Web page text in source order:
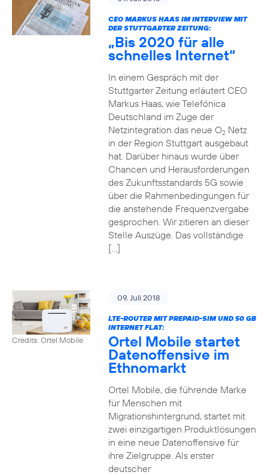
CEO MARKUS HAAS IM INTERVIEW MIT
DER STUTTGARTER ZEITUNG:
„Bis 2020 für alle
schnelles Internet“
In einem Gespräch mit der
Stuttgarter Zeitung erläutert CEO
Markus Haas, wie Telefónica
Deutschland im Zuge der
Netzintegration das neue O2Netz
in der Region Stuttgart ausgebaut
hat. Darüber hinaus wurde über
Chancen und Herausforderungen
des Zukunftsstandards 5G sowie
über die Rahmenbedingungen für
die anstehende Frequenzvergabe
gesprochen. Wir zitieren an dieser
Stelle Auszüge. Das vollständige
[…]
Credits: Ortel Mobile
09. Juli 2018
LTE-ROUTER MIT PREPAID-SIM UND 50 GB
INTERNET FLAT:
Ortel Mobile startet
Datenoffensive im
Ethnomarkt
Ortel Mobile, die führende Marke
für Menschen mit
Migrationshintergrund, startet mit
zwei einzigartigen Produktlösungen
in eine neue Datenoffensive für
ihre Zielgruppe. Als erster
deutscher